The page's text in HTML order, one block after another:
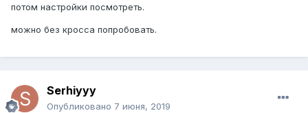
потом настройки посмотреть.
можно без кросса попробовать.
Serhiyyy
Опубликовано 7 июня, 2019